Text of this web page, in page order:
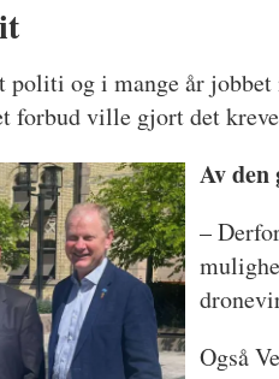
politi og i mange år
forbud ville gjort det
Av
–
Også